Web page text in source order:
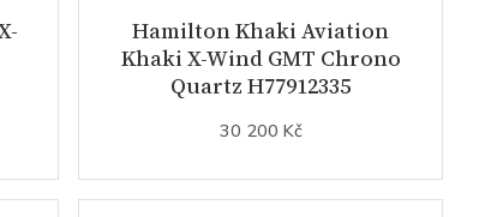
Hamilton Khaki Aviation
Khaki X-Wind GMT Chrono
Quartz H77912335
30 200 Kč